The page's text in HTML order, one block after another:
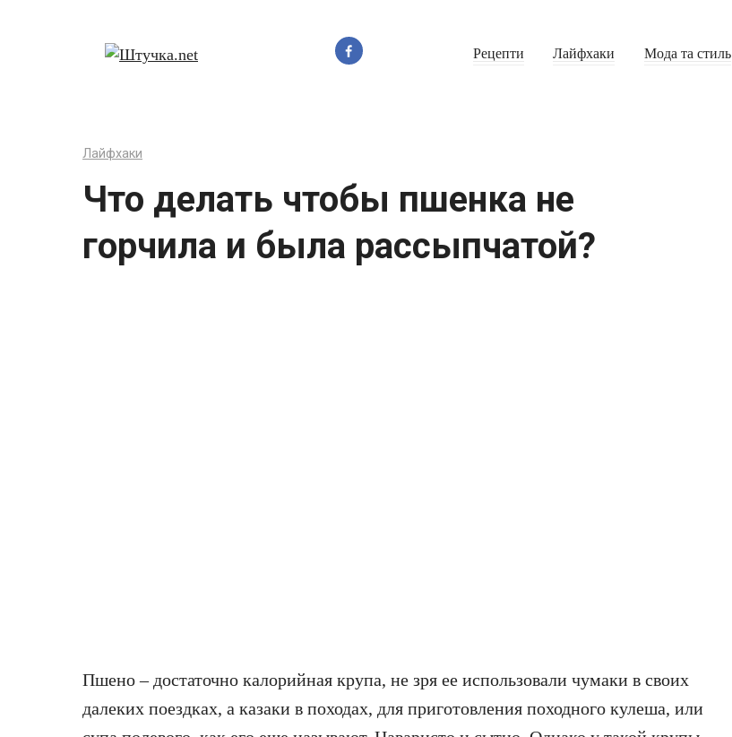
Рецепти Лайфхаки Мода та стиль
Лайфхаки
Что делать чтобы пшенка не
горчила и была рассыпчатой?
Пшено – достаточно калорийная крупа, не зря ее использовали чумаки в своих
далеких поездках, а казаки в походах, для приготовления походного кулеша, или